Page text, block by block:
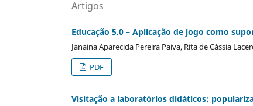
Artigos
Educação 5.0 – Aplicação de jogo como
Janaina Aparecida Pereira Paiva, Rita de Cássia
PDF
Visitação a laboratórios didáticos: